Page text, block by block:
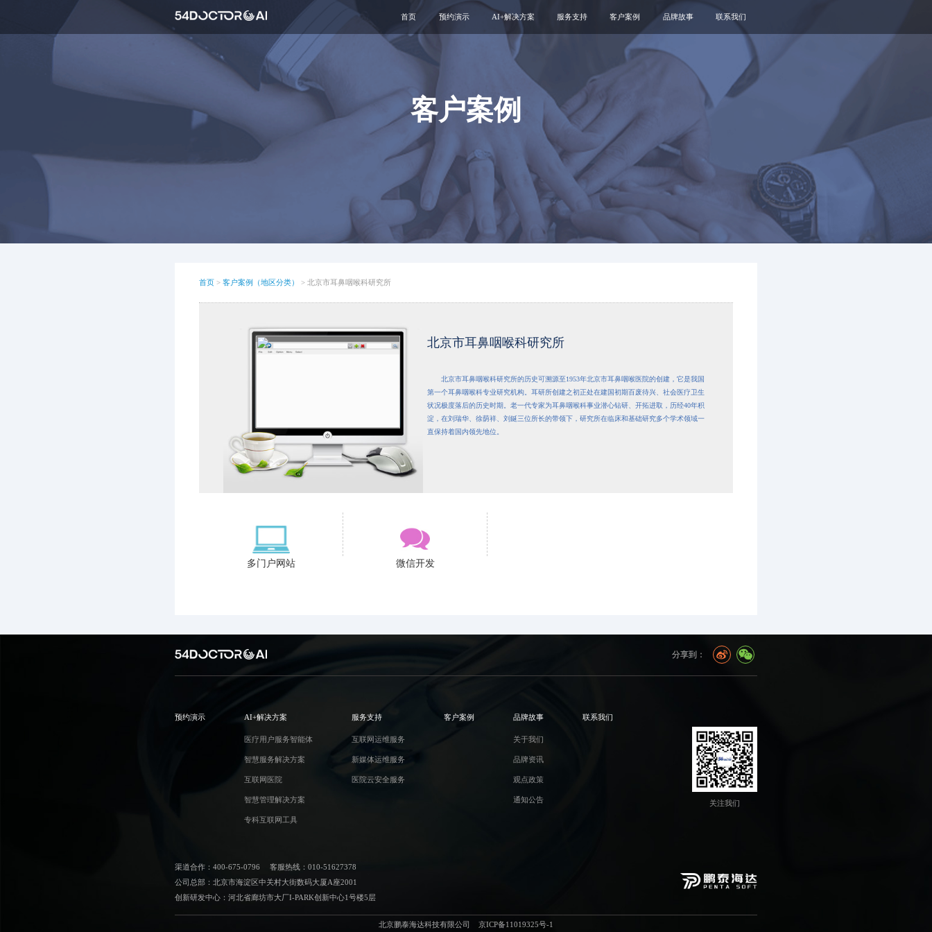
首页 预约演示 AI+解决方案
医疗用户服务智能体
智慧服务解决方案
互联网医院
智慧管理解决方案
服务支持
医院云安全服务
客户案例 品牌故事
品牌资讯
联系我们
客户案例
首页 > 客户案例（地区分类） > 北京市耳鼻咽喉科研究所
北京市耳鼻咽喉科研究所
北京市耳鼻咽喉科研究所的历史可溯源至1953年北京市耳鼻咽喉医院的创建，它是我国
第一个耳鼻咽喉科专业研究机构。耳研所创建之初正处在建国初期百废待兴、社会医疗卫生
状况极度落后的历史时期。老一代专家为耳鼻咽喉科事业潜心钻研、开拓进取，历经40年积
淀，在刘瑞华、徐荫祥、刘鋋三位所长的带领下，研究所在临床和基础研究多个学术领域一
直保持着国内领先地位。
多门户网站 微信开发
分享到：
预约演示 AI+解决方案
医疗用户服务智能体
智慧服务解决方案
互联网医院
智慧管理解决方案
专科互联网工具
服务支持
互联网运维服务
新媒体运维服务
医院云安全服务
客户案例 品牌故事
关于我们
品牌资讯
观点政策
通知公告
联系我们
关注我们
渠道合作：400-675-0796
客服热线：010-51627378
公司总部：北京市海淀区中关村大街数码大厦A座2001
创新研发中心：河北省廊坊市大厂I-PARK创新中心1号楼5层
北京鹏泰海达科技有限公司 京ICP备11019325号-1